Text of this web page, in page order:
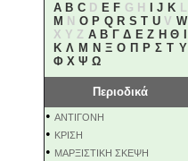
A B CD E F G H J KL
M N O P Q R S T UV W
X Y Z Α Β Γ Δ Ε Ζ Η Θ
Κ Λ Μ Ν Ξ Ο Π Ρ Σ Τ Υ
Φ Χ Ψ Ω
Περιοδικά
• ΑΝΤΙΓΟΝΗ
• ΚΡΙΣΗ
• ΜΑΡΞΙΣΤΙΚΗ ΣΚΕΨΗ